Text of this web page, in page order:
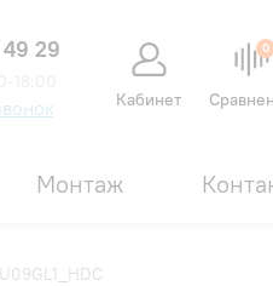
29
Кабинет
0
Монтаж